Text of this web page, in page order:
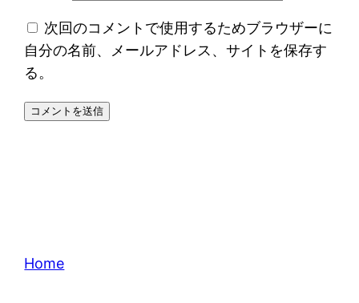
次回のコメントで使用するためブラウザーに
自分の名前、メールアドレス、サイトを保存す
る。
Home